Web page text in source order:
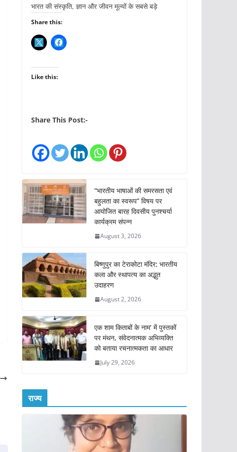
भारत की संस्कृति, ज्ञान और जीवन मूल्यों के सबसे बड़े
Share this:
Like this:
Share This Post:-
“भारतीय भाषाओं की समरसता एवं
बहुलता का स्वरूप” विषय पर
आयोजित बारह दिवसीय पुनश्चर्या
कार्यक्रम संपन्न
August 3, 2026
बिष्णुपुर का टेराकोटा मंदिर: भारतीय
कला और स्थापत्य का अद्भुत
उदाहरण
August 2, 2026
एक शाम किताबों के नाम’ में पुस्तकों
पर मंथन, संवेदनात्मक अभिव्यक्ति
को बताया रचनात्मकता का आधार
July 29, 2026
राज्य